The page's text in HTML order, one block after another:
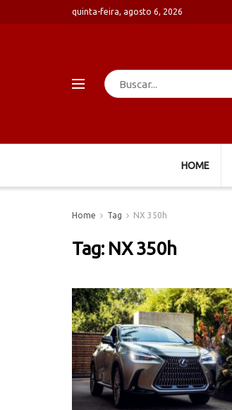
quinta-feira, agosto 6, 2026
HOME
Home Tag NX 350h
Tag: NX 350h